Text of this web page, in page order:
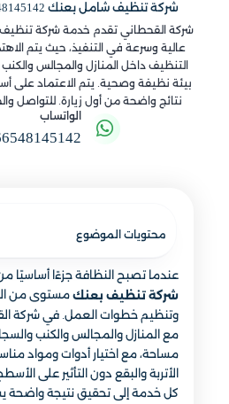
شركة تنظيف شامل بعنك 0548145142 خصم 25%
شركة القحطاني تقدم خدمة شركة
عالية وسرعة في التنفيذ، حيث يتم
التنظيف داخل المنازل والمجالس
بيئة نظيفة وصحية. يتم الاعتماد على
نتائج واضحة من أول زيارة. للتواصل والحجز:
الواتساب
محتويات الموضوع
عندما تصبح النظافة جزءًا أساسيًا
شركة تنظيف بعنك مستوى من
وتنظيم خطوات العمل. في شركة
مع المنازل والمجالس والكنب
مساحة، مع اختيار أدوات ومواد
الأتربة والبقع دون التأثير على
كل خدمة إلى تحقيق نتيجة واضحة